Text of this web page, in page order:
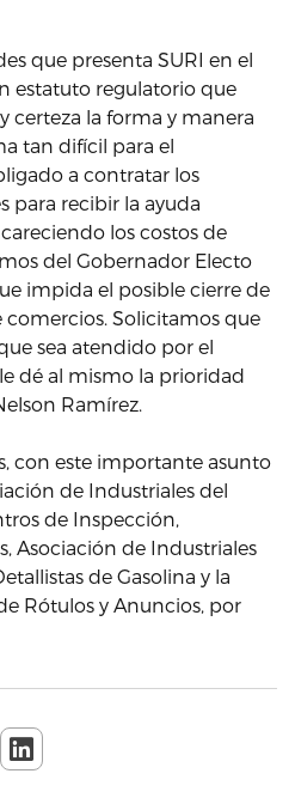
que presenta SURI en el
estatuto regulatorio que
certeza la forma y manera
tan difícil para el
a contratar los
para recibir la ayuda
los costos de
del Gobernador Electo
impida el posible cierre de
Solicitamos que
sea atendido por el
dé al mismo la prioridad
Ramírez.
con este importante asunto
de Industriales del
de Inspección,
Asociación de Industriales
de Gasolina y la
Rótulos y Anuncios, por